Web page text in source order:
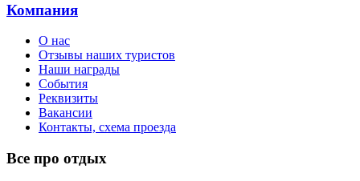
Компания
О нас
Отзывы наших туристов
Наши награды
События
Реквизиты
Вакансии
Контакты, схема проезда
Все про отдых